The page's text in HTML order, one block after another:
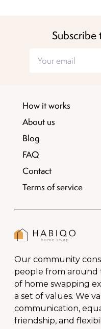
How it works
About us
Blog
FAQ
Contact
Terms of service
Our community
people from around
of home swapping
a set of values. We
communication,
friendship, and